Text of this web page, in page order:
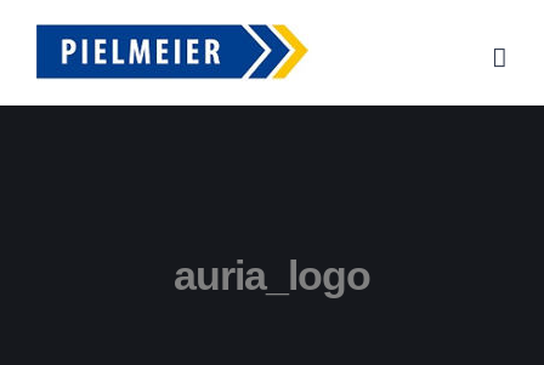
auria_logo